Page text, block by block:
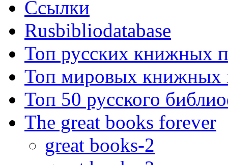
Ссылки
Rusbibliodatabase
Топ русских книжных
Топ мировых книжных
Топ 50 русского
The great books forever
great books-2